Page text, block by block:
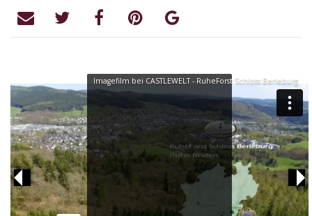
Imagefilm bei CASTLEWELT - RuheForst Schloss Berleburg
Previous